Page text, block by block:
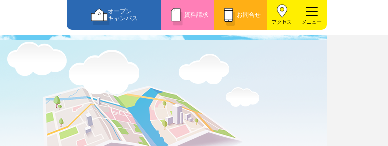
オープン
キャンパス
資料請求 お問合せ
アクセス